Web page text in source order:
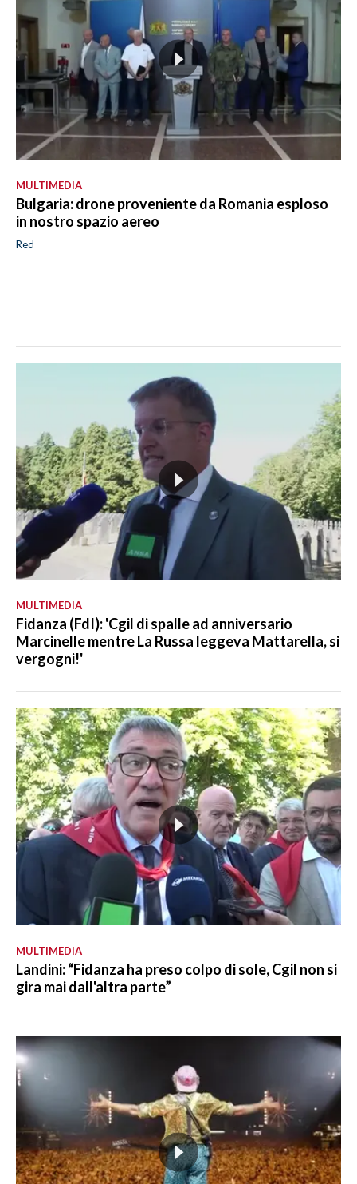
MULTIMEDIA
Bulgaria: drone proveniente da Romania esploso
in nostro spazio aereo
Red
MULTIMEDIA
Fidanza (FdI): 'Cgil di spalle ad anniversario
Marcinelle mentre La Russa leggeva Mattarella, si
vergogni!'
MULTIMEDIA
Landini: “Fidanza ha preso colpo di sole, Cgil non si
gira mai dall'altra parte”